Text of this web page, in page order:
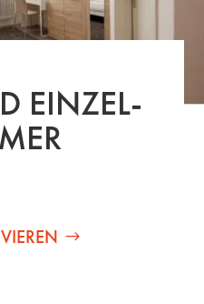
EINZEL­